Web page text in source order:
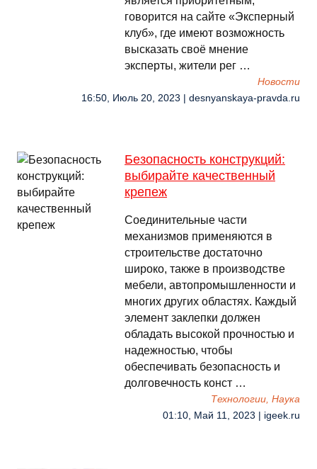
говорится на сайте «Эксперный
клуб», где имеют возможность
высказать своё мнение
эксперты, жители рег …
Новости
16:50, Июль 20, 2023 | desnyanskaya-pravda.ru
Безопасность конструкций:
выбирайте качественный
крепеж
Соединительные части
механизмов применяются в
строительстве достаточно
широко, также в производстве
мебели, автопромышленности и
многих других областях. Каждый
элемент заклепки должен
обладать высокой прочностью и
надежностью, чтобы
обеспечивать безопасность и
долговечность конст …
Технологии, Наука
01:10, Май 11, 2023 | igeek.ru